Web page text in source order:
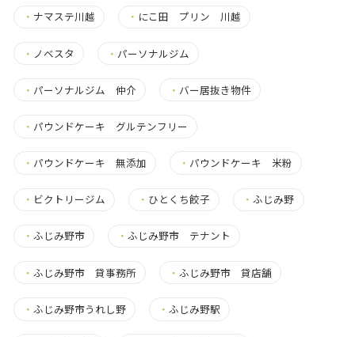
・ ナマステ川越 ・ にこ田 プリン 川越
・ ノベスタ ・ パーソナルジム
・ パーソナルジム 仲介 ・ バー居抜き物件
・ パウンドケーキ グルテンフリー
・ パウンドケーキ 無添加 ・ パウンドケーキ 米粉
・ ビクトリージム ・ ひとくち餃子 ・ふじみ野
・ ふじみ野市 ・ふじみ野市 テナント
・ ふじみ野市 貸事務所 ・ふじみ野市 貸店舗
・ ふじみ野市うれし野 ・ふじみ野駅